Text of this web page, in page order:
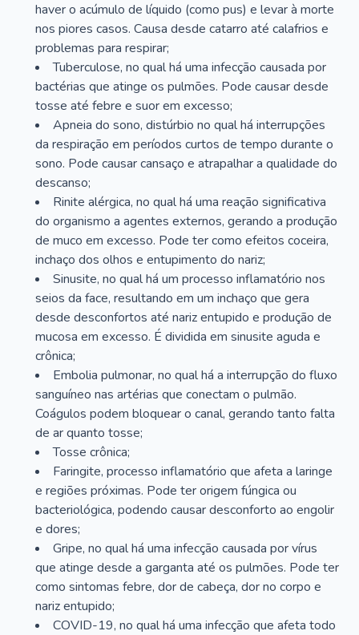
haver o acúmulo de líquido (como pus) e levar à morte
nos piores casos. Causa desde catarro até calafrios e
problemas para respirar;
Tuberculose, no qual há uma infecção causada por
bactérias que atinge os pulmões. Pode causar desde
tosse até febre e suor em excesso;
Apneia do sono, distúrbio no qual há interrupções
da respiração em períodos curtos de tempo durante o
sono. Pode causar cansaço e atrapalhar a qualidade do
descanso;
Rinite alérgica, no qual há uma reação significativa
do organismo a agentes externos, gerando a produção
de muco em excesso. Pode ter como efeitos coceira,
inchaço dos olhos e entupimento do nariz;
Sinusite, no qual há um processo inflamatório nos
seios da face, resultando em um inchaço que gera
desde desconfortos até nariz entupido e produção de
mucosa em excesso. É dividida em sinusite aguda e
crônica;
Embolia pulmonar, no qual há a interrupção do fluxo
sanguíneo nas artérias que conectam o pulmão.
Coágulos podem bloquear o canal, gerando tanto falta
de ar quanto tosse;
Tosse crônica;
Faringite, processo inflamatório que afeta a laringe
e regiões próximas. Pode ter origem fúngica ou
bacteriológica, podendo causar desconforto ao engolir
e dores;
Gripe, no qual há uma infecção causada por vírus
que atinge desde a garganta até os pulmões. Pode ter
como sintomas febre, dor de cabeça, dor no corpo e
nariz entupido;
COVID-19, no qual há uma infecção que afeta todo